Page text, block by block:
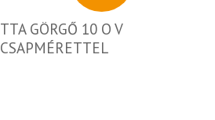
GÖRGŐ 10 O V